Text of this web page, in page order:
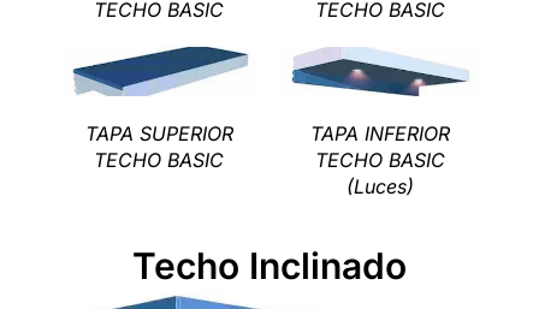
TECHO BASIC
TECHO BASIC
TAPA SUPERIOR
TECHO BASIC
TAPA INFERIOR
TECHO BASIC
(Luces)
Techo Inclinado